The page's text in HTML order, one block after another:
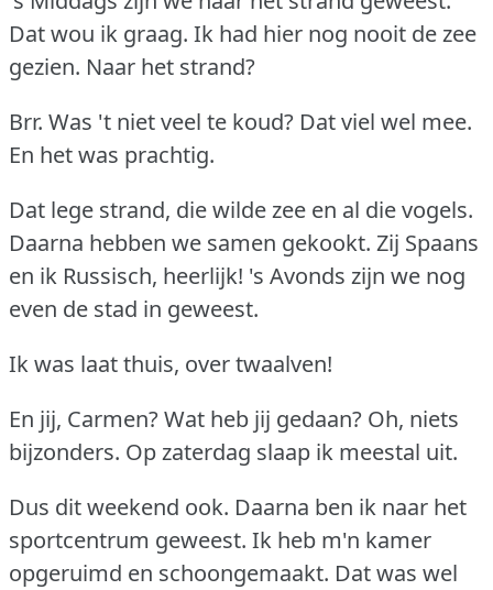
Dat wou ik graag. Ik had hier nog nooit de zee
gezien. Naar het strand?
Brr. Was 't niet veel te koud? Dat viel wel mee.
En het was prachtig.
Dat lege strand, die wilde zee en al die vogels.
Daarna hebben we samen gekookt. Zij Spaans
en ik Russisch, heerlijk! 's Avonds zijn we nog
even de stad in geweest.
Ik was laat thuis, over twaalven!
En jij, Carmen?Wat heb jij gedaan? Oh, niets
bijzonders. Op zaterdag slaap ik meestal uit.
Dus dit weekend ook. Daarna ben ik naar het
sportcentrum geweest. Ik heb m'n kamer
opgeruimd en schoongemaakt. Dat was wel